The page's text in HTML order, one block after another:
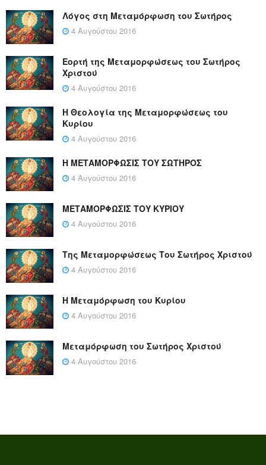
Λόγος στη Μεταμόρφωση του Σωτήρος
4 Αυγούστου 2016
Εορτή της Μεταμορφώσεως του Σωτήρος
Χριστού
4 Αυγούστου 2016
Η Θεολογία της Μεταμορφώσεως του
Κυρίου
4 Αυγούστου 2016
Η ΜΕΤΑΜΟΡΦΩΣΙΣ ΤΟΥ ΣΩΤΗΡΟΣ
4 Αυγούστου 2016
ΜΕΤΑΜΟΡΦΩΣΙΣ ΤΟΥ ΚΥΡΙΟΥ
4 Αυγούστου 2016
Της Μεταμορφώσεως Του Σωτήρος Χριστού
4 Αυγούστου 2016
Η Μεταμόρφωση του Κυρίου
4 Αυγούστου 2016
Μεταμόρφωση του Σωτήρος Χριστού
4 Αυγούστου 2016